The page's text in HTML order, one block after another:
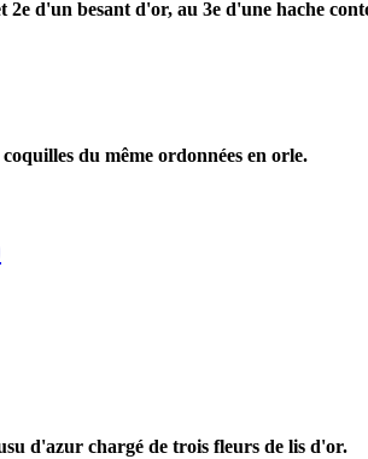
d'un besant d'or, au 3e d'une hache
du même ordonnées en orle.
d'azur chargé de trois fleurs de lis d'or.